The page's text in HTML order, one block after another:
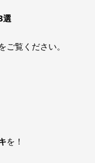
選
ご覧ください。
を！